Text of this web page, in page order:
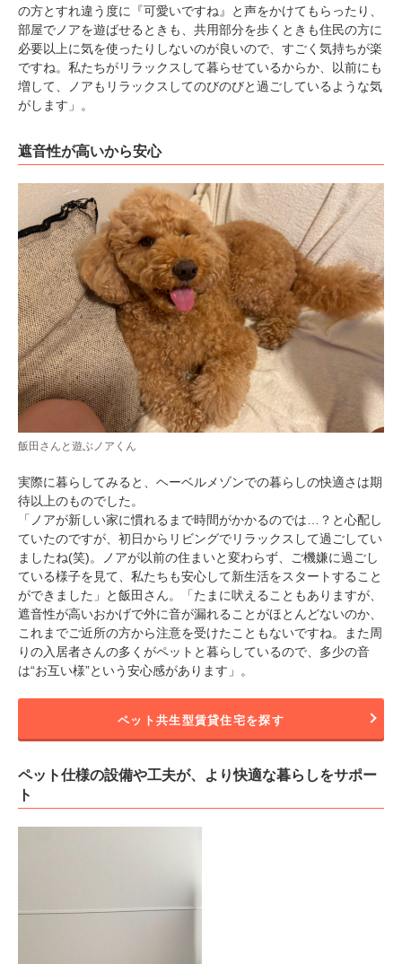
の方とすれ違う度に『可愛いですね』と声をかけてもらったり、
部屋でノアを遊ばせるときも、共用部分を歩くときも住民の方に
必要以上に気を使ったりしないのが良いので、すごく気持ちが楽
ですね。私たちがリラックスして暮らせているからか、以前にも
増して、ノアもリラックスしてのびのびと過ごしているような気
がします」。
遮音性が高いから安心
飯田さんと遊ぶノアくん
実際に暮らしてみると、ヘーベルメゾンでの暮らしの快適さは期
待以上のものでした。
「ノアが新しい家に慣れるまで時間がかかるのでは…？と心配し
ていたのですが、初日からリビングでリラックスして過ごしてい
ましたね(笑)。ノアが以前の住まいと変わらず、ご機嫌に過ごし
ている様子を見て、私たちも安心して新生活をスタートすること
ができました」と飯田さん。「たまに吠えることもありますが、
遮音性が高いおかげで外に音が漏れることがほとんどないのか、
これまでご近所の方から注意を受けたこともないですね。また周
りの入居者さんの多くがペットと暮らしているので、多少の音
は“お互い様”という安心感があります」。
ペット共生型賃貸住宅を探す
ペット仕様の設備や工夫が、より快適な暮らしをサポー
ト